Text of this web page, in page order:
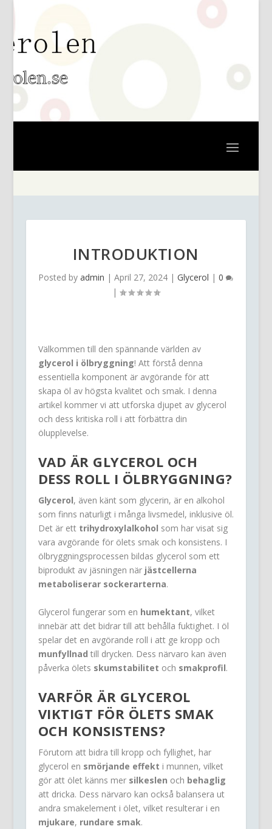
INTRODUKTION
Posted byadmin |April 27, 2024 |Glycerol |0
|
Välkommen till den spännande världen av
glycerol i ölbryggning! Att förstå denna
essentiella komponent är avgörande för att
skapa öl av högsta kvalitet och smak. I denna
artikel kommer vi att utforska djupet av glycerol
och dess kritiska roll i att förbättra din
ölupplevelse.
VAD ÄR GLYCEROL OCH
DESS ROLL I ÖLBRYGGNING?
Glycerol, även känt som glycerin, är en alkohol
som finns naturligt i många livsmedel, inklusive öl.
Det är ett trihydroxylalkohol som har visat sig
vara avgörande för ölets smak och konsistens. I
ölbryggningsprocessen bildas glycerol som ett
biprodukt av jäsningen när jästcellerna
metaboliserar sockerarterna.
Glycerol fungerar som en humektant, vilket
innebär att det bidrar till att behålla fuktighet. I öl
spelar det en avgörande roll i att ge kropp och
munfyllnad till drycken. Dess närvaro kan även
påverka ölets skumstabilitet och smakprofil.
VARFÖR ÄR GLYCEROL
VIKTIGT FÖR ÖLETS SMAK
OCH KONSISTENS?
Förutom att bidra till kropp och fyllighet, har
glycerol en smörjande effekt i munnen, vilket
gör att ölet känns mer silkeslen och behaglig
att dricka. Dess närvaro kan också balansera ut
andra smakelement i ölet, vilket resulterar i en
mjukare, rundare smak.